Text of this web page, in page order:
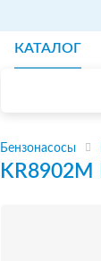
КАТАЛОГ
Бензонасосы
KR8902M